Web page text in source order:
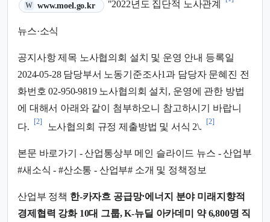
W www.moel.go.kr
(새 탭에서 열림) "2022년도 집단적 노사관계
뉴스·소식
공지사항 제목 노사협의회 설치 및 운영 안내 등록일
2024-05-28 담당부서 노동기준조사1과 담당자 문혜진 전
화번호 02-950-9819 노사협의회 설치, 운영에 관한 방법
에 대해서 아래와 같이 첨부하오니 참고하시기 바랍니
다.
[2]
노사협의회 규정 제출방법 및 서식 2\.
[2]
본문 바로가기 - 산업통상부 메인 슬라이드 뉴스 - 산업부
#새소식 - #산소통 - 산업부# 소개 및 정책정보
산업부 정책 한-카자흐 공급망⋅에너지 분야 미래지향적
경제협력 강화 10대 그룹, K-뉴딜 아카데미 약 6,800명 직